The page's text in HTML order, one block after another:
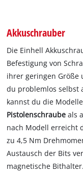
Akkuschrauber
Die Einhell
Befestigung von
ihrer geringen Größe
du problemlos selbst
kannst du die
Pistolenschraubeals
nach Modell erreicht
zu 4,5 Nm
Austausch der Bits
magnetische